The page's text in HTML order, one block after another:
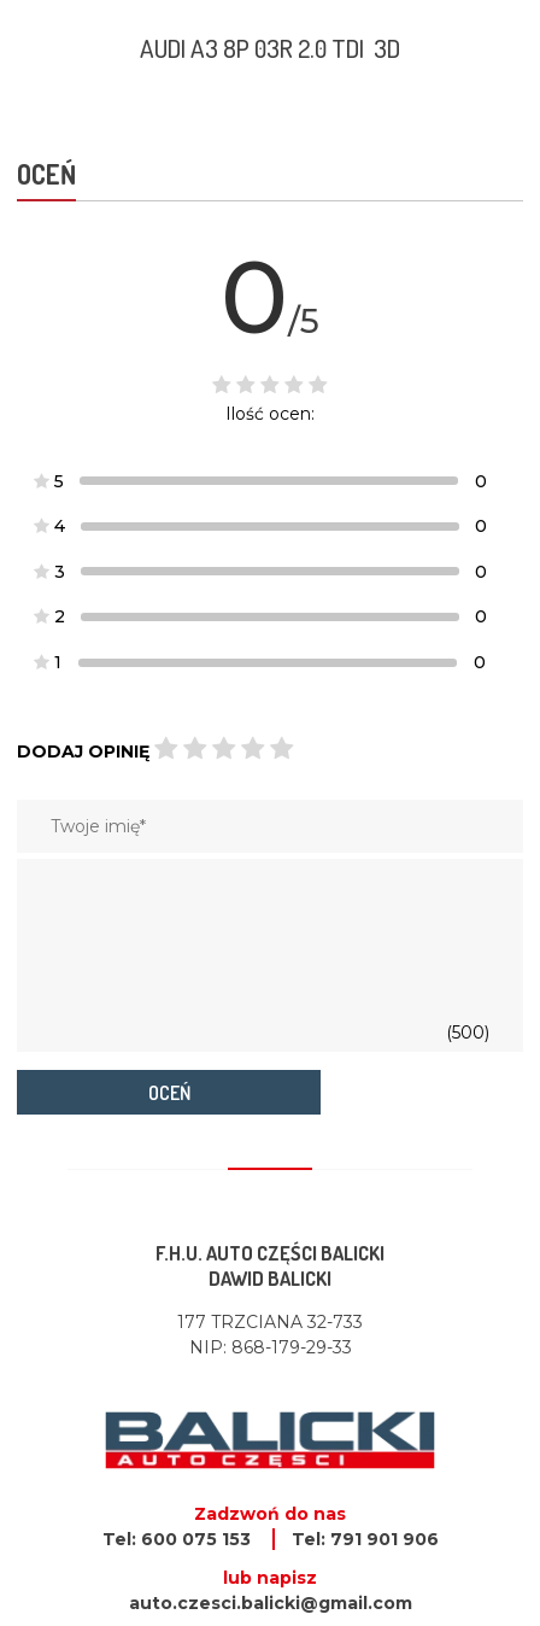
AUDI A3 8P 03R 2.0 TDI 3D
OCEŃ
0/5
Ilość ocen:
5 0
4 0
3 0
2 0
1 0
DODAJ OPINIĘ
(500)
OCEŃ
F.H.U. AUTO CZĘŚCI BALICKI
DAWID BALICKI
177 TRZCIANA 32-733
NIP: 868-179-29-33
Zadzwoń do nas
Tel: 600 075 153
Tel: 791 901 906
lub napisz
auto.czesci.balicki@gmail.com